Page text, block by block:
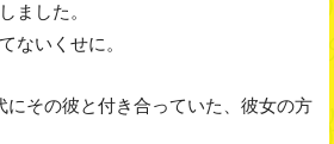
ました。
ないくせに。
にその彼と付き合っていた、彼女の方